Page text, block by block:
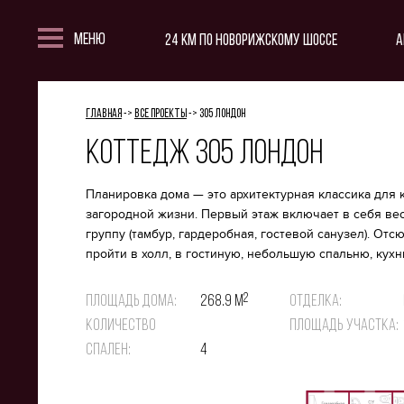
О посёлке
Управляющая компания
Аэрофотосъемка Инфраструктура
Меню 24 км по Новорижскому шоссе
Главная -> Все проекты -> 305 Лондон
Коттедж 305 Лондон
Планировка дома — это архитектурная классика для
загородной жизни. Первый этаж включает в себя
группу (тамбур, гардеробная, гостевой санузел).
пройти в холл, в гостиную, небольшую спальню,
камин, просторная терраса и постирочная.
гардеробная *в мастер-спальне* и кабинет. Коттедж
меблирован. На территории проекта построен
выдвигающимся навесом, а также новая сауна
Площадь дома: 268.9 м2
Количество
спален:
4
Отделка:
Площадь участка: